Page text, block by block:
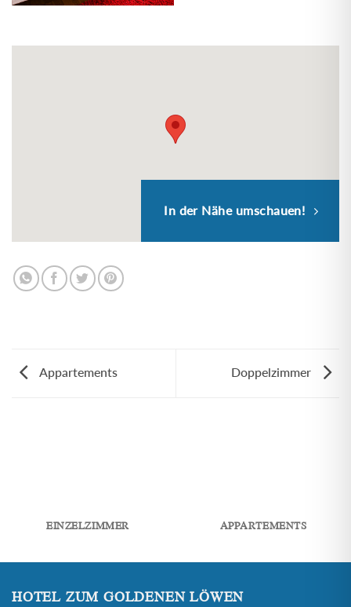
In der Nähe umschauen!
Appartements Doppelzimmer
EINZELZIMMER APPARTEMENTS
HOTEL ZUM GOLDENEN LÖWEN